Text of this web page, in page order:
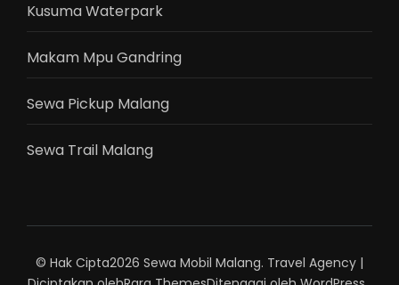
Kusuma Waterpark
Makam Mpu Gandring
Sewa Pickup Malang
Sewa Trail Malang
© Hak Cipta2026 Sewa Mobil Malang. Travel Agency |